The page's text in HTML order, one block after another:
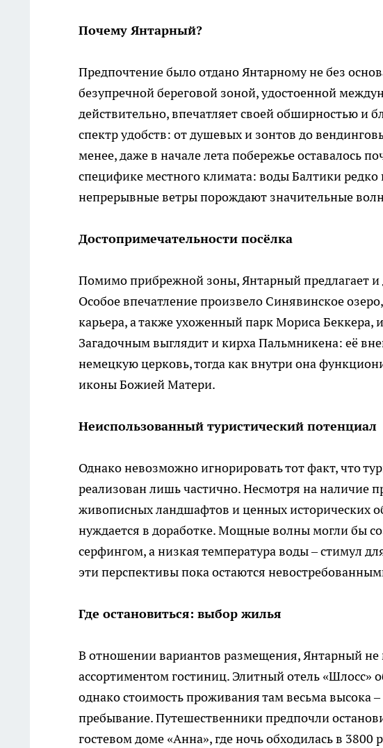
Почему Янтарный?
Предпочтение было отдано Янтарному не без
безупречной береговой зоной, удостоенной
действительно, впечатляет своей обширностью и
спектр удобств: от душевых и зонтов до
менее, даже в начале лета побережье оставалось
специфике местного климата: воды Балтики
непрерывные ветры порождают значительные
Достопримечательности посёлка
Помимо прибрежной зоны, Янтарный предлагает и
Особое впечатление произвело Синявинское
карьера, а также ухоженный парк Мориса
Загадочным выглядит и кирха Пальмникена: её
немецкую церковь, тогда как внутри она
иконы Божией Матери.
Неиспользованный туристический потенциал
Однако невозможно игнорировать тот факт, что
реализован лишь частично. Несмотря на наличие
живописных ландшафтов и ценных исторических
нуждается в доработке. Мощные волны могли бы
серфингом, а низкая температура воды – стимул
эти перспективы пока остаются
Где остановиться: выбор жилья
В отношении вариантов размещения, Янтарный
ассортиментом гостиниц. Элитный отель «Шлосс»
однако стоимость проживания там весьма высока
пребывание. Путешественники предпочли
гостевом доме «Анна», где ночь обходилась в